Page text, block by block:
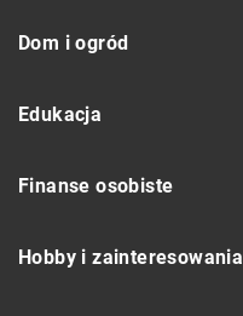
Dom i ogród
Edukacja
Finanse osobiste
Hobby i zainteresowania